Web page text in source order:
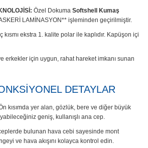
Özel Dokuma Softshell Kumaş
LAMİNASYON** işleminden geçirilmiştir.
İç kısmı ekstra 1. kalite polar ile kaplıdır. Kapüşon içi
erkekler için uygun, rahat hareket imkanı sunan
DETAYLAR
kısımda yer alan, gözlük, bere ve diğer büyük
geniş, kullanışlı ana cep.
bulunan hava cebi sayesinde mont
ve hava akışını kolayca kontrol edin.